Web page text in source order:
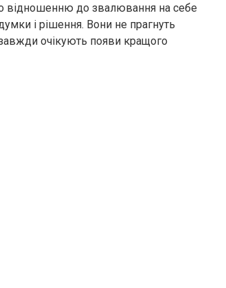
відношенню до звалювання на себе
і рішення. Вони не прагнуть
очікують появи кращого